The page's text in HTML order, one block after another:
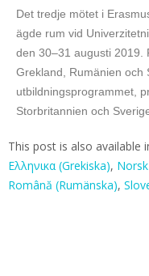
Det tredje mötet i
ägde rum vid
den 30–31 augusti 2019.
Grekland, Rumänien och
utbildningsprogrammet,
Storbritannien och
This post is also available
Ελληνικα (Grekiska)
Română (Rumänska)